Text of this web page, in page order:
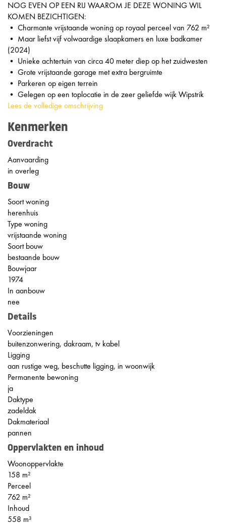
NOG EVEN OP EEN RIJ WAAROM JE DEZE WONING WIL
KOMEN BEZICHTIGEN:
• Charmante vrijstaande woning op royaal perceel van 762 m²
• Maar liefst vijf volwaardige slaapkamers en luxe badkamer
(2024)
• Unieke achtertuin van circa 40 meter diep op het zuidwesten
• Grote vrijstaande garage met extra bergruimte
• Parkeren op eigen terrein
• Gelegen op een toplocatie in de zeer geliefde wijk Wipstrik
Lees de volledige omschrijving
Kenmerken
Overdracht
Aanvaarding
in overleg
Bouw
Soort woning
herenhuis
Type woning
vrijstaande woning
Soort bouw
bestaande bouw
Bouwjaar
1974
In aanbouw
nee
Details
Voorzieningen
buitenzonwering, dakraam, tv kabel
Ligging
aan rustige weg, beschutte ligging, in woonwijk
Permanente bewoning
ja
Daktype
zadeldak
Dakmateriaal
pannen
Oppervlakten en inhoud
Woonoppervlakte
158 m²
Perceel
762 m²
Inhoud
558 m³